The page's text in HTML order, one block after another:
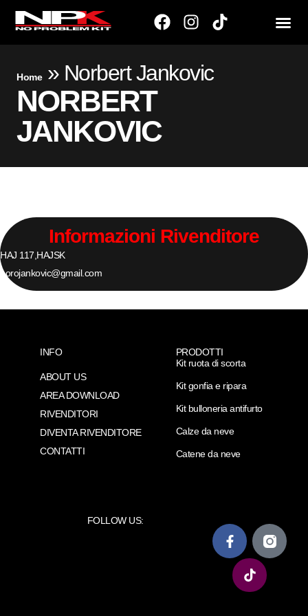
Home» Norbert Jankovic
NORBERT
JANKOVIC
Informazioni Rivenditore
HAJ 117, HAJSK
norojankovic@gmail.com
INFO
ABOUT US
AREA DOWNLOAD
RIVENDITORI
DIVENTA RIVENDITORE
CONTATTI
PRODOTTI
Kit ruota di scorta
Kit gonfia e ripara
Kit bulloneria antifurto
Calze da neve
Catene da neve
FOLLOW US: